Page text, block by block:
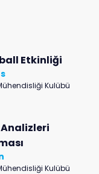
Etkinliği
Kulübü
Kulübü